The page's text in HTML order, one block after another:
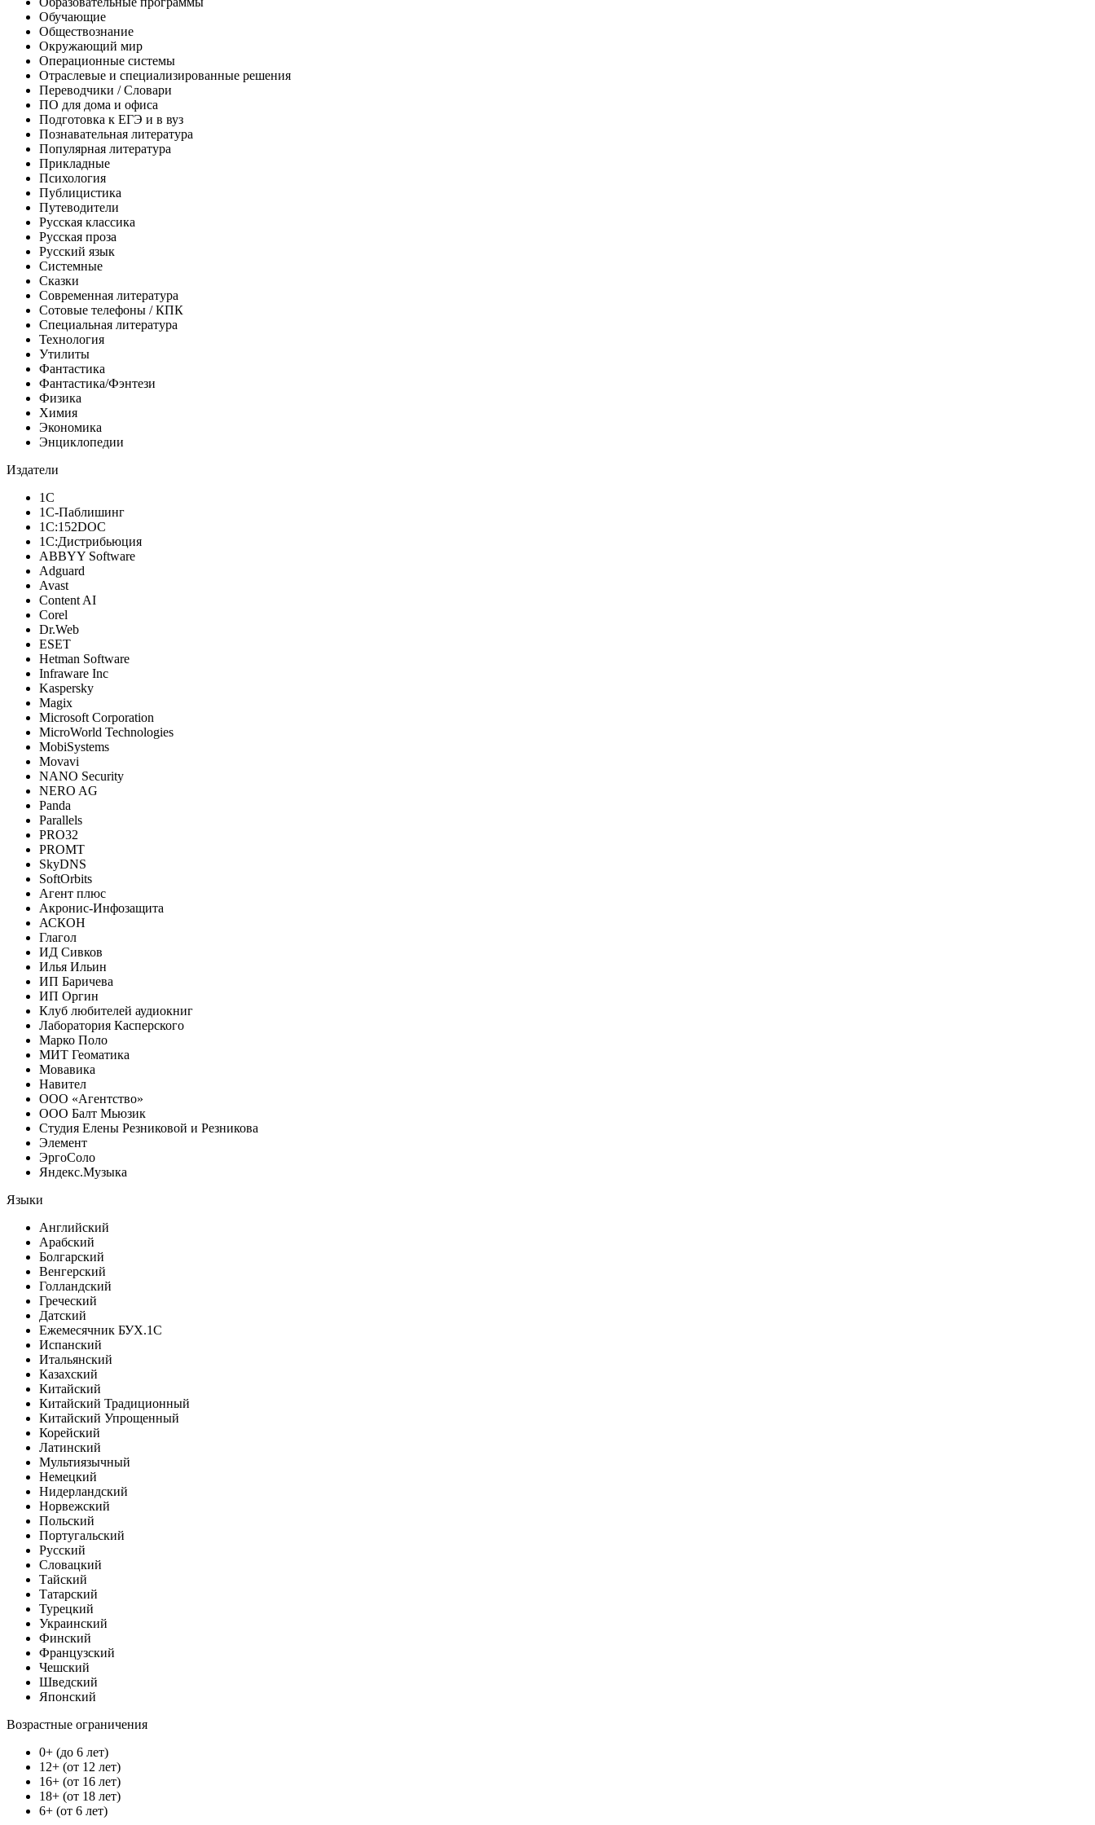
Обучающие
Обществознание
Окружающий мир
Операционные системы
Отраслевые и специализированные решения
Переводчики / Словари
ПО для дома и офиса
Подготовка к ЕГЭ и в вуз
Познавательная литература
Популярная литература
Прикладные
Психология
Публицистика
Путеводители
Русская классика
Русская проза
Русский язык
Системные
Сказки
Современная литература
Сотовые телефоны / КПК
Специальная литература
Технология
Утилиты
Фантастика
Фантастика/Фэнтези
Физика
Химия
Экономика
Энциклопедии
Издатели
1С
1С-Паблишинг
1С:152DOC
1С:Дистрибьюция
ABBYY Software
Adguard
Avast
Content AI
Corel
Dr.Web
ESET
Hetman Software
Infraware Inc
Kaspersky
Magix
Microsoft Corporation
MicroWorld Technologies
MobiSystems
Movavi
NANO Security
NERO AG
Panda
Parallels
PRO32
PROMT
SkyDNS
SoftOrbits
Агент плюс
Акронис-Инфозащита
АСКОН
Глагол
ИД Сивков
Илья Ильин
ИП Баричева
ИП Оргин
Клуб любителей аудиокниг
Лаборатория Касперского
Марко Поло
МИТ Геоматика
Мовавика
Навител
ООО «Агентство»
ООО Балт Мьюзик
Студия Елены Резниковой и Резникова
Элемент
ЭргоСоло
Яндекс.Музыка
Языки
Английский
Арабский
Болгарский
Венгерский
Голландский
Греческий
Датский
Ежемесячник БУХ.1С
Испанский
Итальянский
Казахский
Китайский
Китайский Традиционный
Китайский Упрощенный
Корейский
Латинский
Мультиязычный
Немецкий
Нидерландский
Норвежский
Польский
Португальский
Русский
Словацкий
Тайский
Татарский
Турецкий
Украинский
Финский
Французский
Чешский
Шведский
Японский
Возрастные ограничения
0+ (до 6 лет)
12+ (от 12 лет)
16+ (от 16 лет)
18+ (от 18 лет)
6+ (от 6 лет)